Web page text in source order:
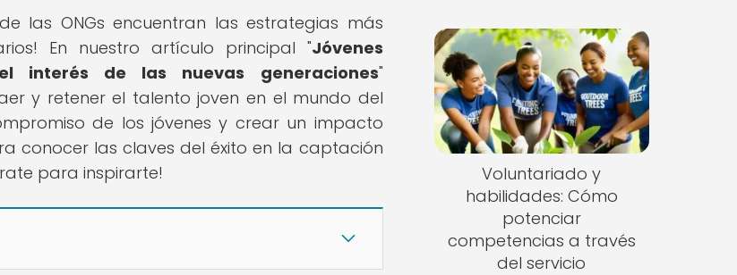
las ONGs encuentran las estrategias más
En nuestro artículo principal "Jóvenes
interés de las nuevas generaciones"
y retener el talento joven en el mundo del
de los jóvenes y crear un impacto
conocer las claves del éxito en la captación
para inspirarte!
Voluntariado y
habilidades: Cómo
potenciar
competencias a través
del servicio